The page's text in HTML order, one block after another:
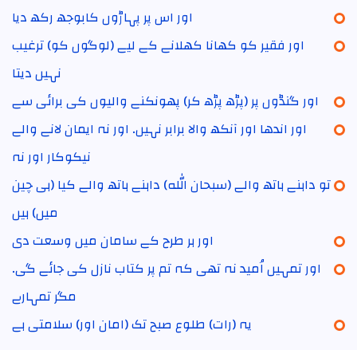
اور اس پر پہاڑوں کابوجھ رکھ دیا
اور فقیر کو کھانا کھلانے کے لیے (لوگوں کو) ترغیب
نہیں دیتا
اور گنڈوں پر (پڑھ پڑھ کر) پھونکنے والیوں کی برائی سے
اور اندھا اور آنکھ والا برابر نہیں۔ اور نہ ایمان لانے والے
نیکوکار اور نہ
تو داہنے ہاتھ والے (سبحان الله) داہنے ہاتھ والے کیا (ہی چین
میں) ہیں
اور ہر طرح کے سامان میں وسعت دی
اور تمہیں اُمید نہ تھی کہ تم پر کتاب نازل کی جائے گی۔
مگر تمہارے
یہ (رات) طلوع صبح تک (امان اور) سلامتی ہے